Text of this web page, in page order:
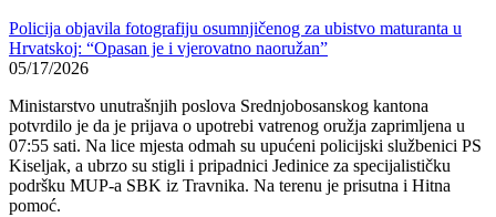
Policija objavila fotografiju osumnjičenog za ubistvo maturanta u
Hrvatskoj: “Opasan je i vjerovatno naoružan”
05/17/2026
Ministarstvo unutrašnjih poslova Srednjobosanskog kantona
potvrdilo je da je prijava o upotrebi vatrenog oružja zaprimljena u
07:55 sati. Na lice mjesta odmah su upućeni policijski službenici PS
Kiseljak, a ubrzo su stigli i pripadnici Jedinice za specijalističku
podršku MUP-a SBK iz Travnika. Na terenu je prisutna i Hitna
pomoć.